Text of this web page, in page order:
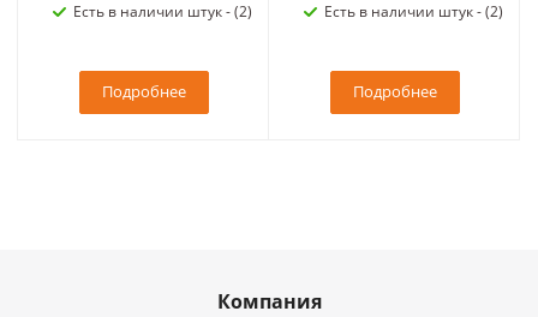
Есть в наличии штук - (2)
Подробнее
Есть в наличии штук - (2)
Подробнее
Компания